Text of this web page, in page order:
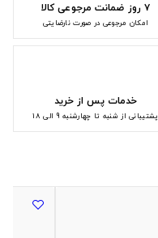
۷ روز ضمانت مرجوعی کالا
امکان مرجوعی در صورت نارضایتی
خدمات پس از خرید
پشتیبانی از شنبه تا چهارشنبه 9 الی 18